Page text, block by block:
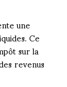
une
Ce
sur la
revenus